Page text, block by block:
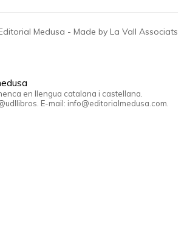
Medusa - Made by La Vall Associats
en llengua catalana i castellana.
E-mail: info@editorialmedusa.com.